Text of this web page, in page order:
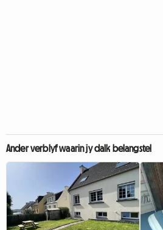
Ander verblyf waarin jy dalk belangstel